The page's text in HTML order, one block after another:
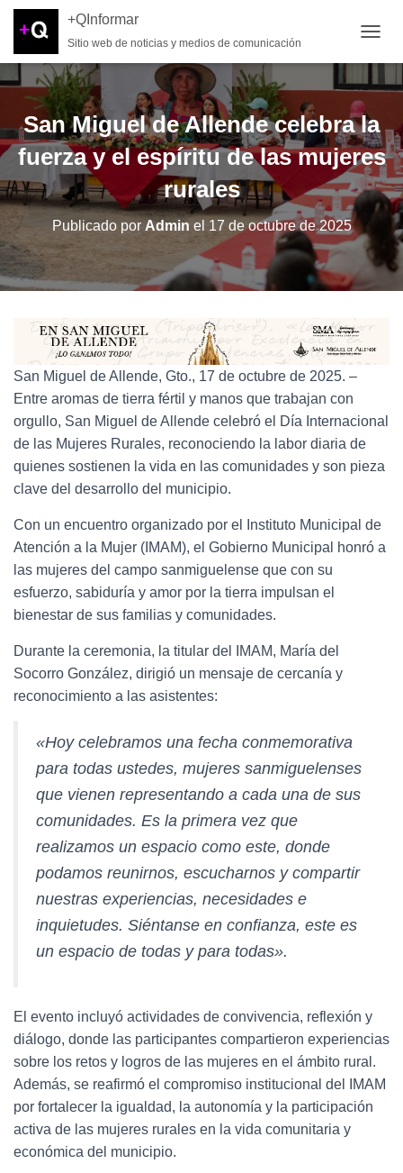
+QInformar
Sitio web de noticias y medios de comunicación
San Miguel de Allende celebra la
fuerza y el espíritu de las mujeres
rurales
Publicado por Admin el 17 de octubre de 2025
San Miguel de Allende, Gto., 17 de octubre de 2025. –
Entre aromas de tierra fértil y manos que trabajan con
orgullo, San Miguel de Allende celebró el Día Internacional
de las Mujeres Rurales, reconociendo la labor diaria de
quienes sostienen la vida en las comunidades y son pieza
clave del desarrollo del municipio.
Con un encuentro organizado por el Instituto Municipal de
Atención a la Mujer (IMAM), el Gobierno Municipal honró a
las mujeres del campo sanmiguelense que con su
esfuerzo, sabiduría y amor por la tierra impulsan el
bienestar de sus familias y comunidades.
Durante la ceremonia, la titular del IMAM, María del
Socorro González, dirigió un mensaje de cercanía y
reconocimiento a las asistentes:
«Hoy celebramos una fecha conmemorativa
para todas ustedes, mujeres sanmiguelenses
que vienen representando a cada una de sus
comunidades. Es la primera vez que
realizamos un espacio como este, donde
podamos reunirnos, escucharnos y compartir
nuestras experiencias, necesidades e
inquietudes. Siéntanse en confianza, este es
un espacio de todas y para todas».
El evento incluyó actividades de convivencia, reflexión y
diálogo, donde las participantes compartieron experiencias
sobre los retos y logros de las mujeres en el ámbito rural.
Además, se reafirmó el compromiso institucional del IMAM
por fortalecer la igualdad, la autonomía y la participación
activa de las mujeres rurales en la vida comunitaria y
económica del municipio.